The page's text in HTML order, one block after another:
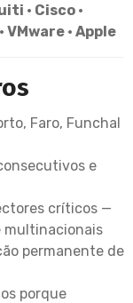
· Cisco ·
· Apple
Faro, Funchal
e
críticos —
multinacionais
permanente de
porque